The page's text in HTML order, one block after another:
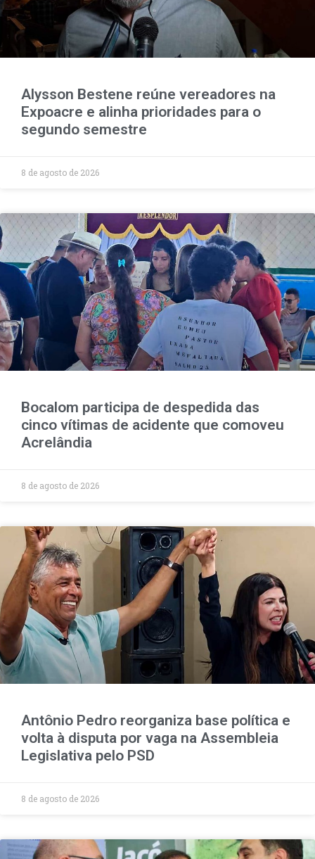
Alysson Bestene reúne vereadores na
Expoacre e alinha prioridades para o
segundo semestre
8 de agosto de 2026
Bocalom participa de despedida das
cinco vítimas de acidente que comoveu
Acrelândia
8 de agosto de 2026
Antônio Pedro reorganiza base política e
volta à disputa por vaga na Assembleia
Legislativa pelo PSD
8 de agosto de 2026